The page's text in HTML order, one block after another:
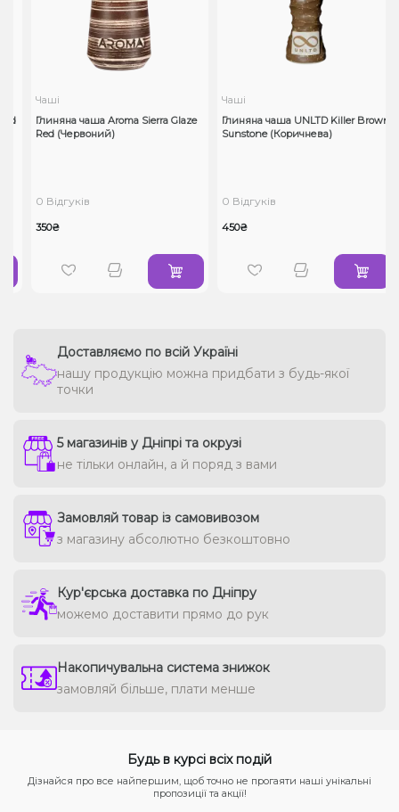
Чаші
Глиняна чаша Aroma Sierra Glaze
Red (Червоний)
0 Відгуків
350₴
Чаші
Глиняна чаша UNLTD Killer Brown
Sunstone (Коричнева)
0 Відгуків
450₴
Доставляємо по всій Україні
нашу продукцію можна придбати з будь-якої
точки
5 магазинів у Дніпрі та окрузі
не тільки онлайн, а й поряд з вами
Замовляй товар із самовивозом
з магазину абсолютно безкоштовно
Кур'єрська доставка по Дніпру
можемо доставити прямо до рук
Накопичувальна система знижок
замовляй більше, плати менше
Будь в курсі всіх подій
Дізнайся про все найпершим, щоб точно не прогаяти наші унікальні
пропозиції та акції!